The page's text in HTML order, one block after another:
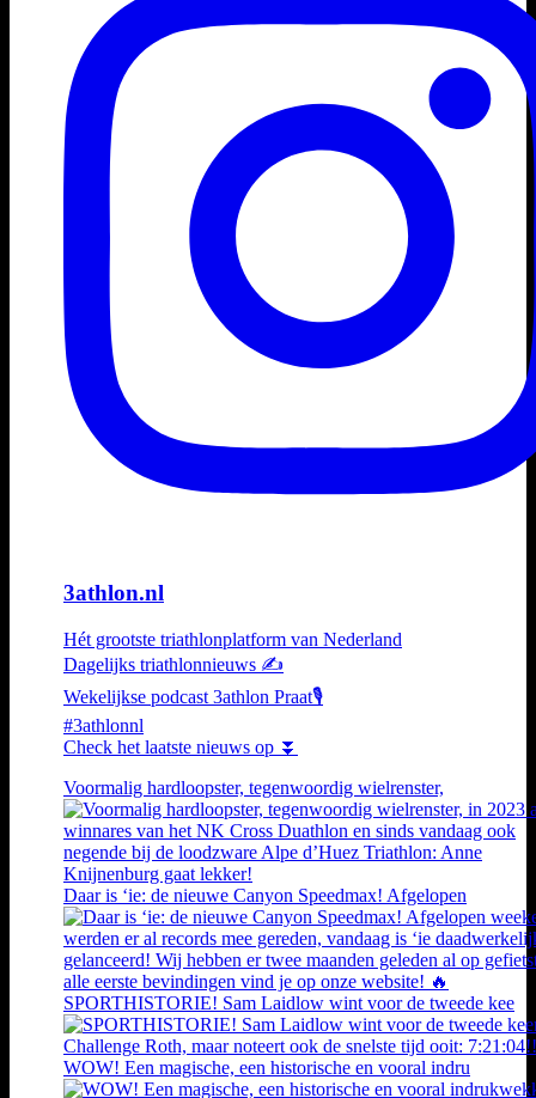
3athlon.nl
Hét grootste triathlonplatform van Nederland
Dagelijks triathlonnieuws ✍️
Wekelijkse podcast 3athlon Praat🎙️
#3athlonnl
Check het laatste nieuws op ⏬
Voormalig hardloopster, tegenwoordig wielrenster,
Daar is ‘ie: de nieuwe Canyon Speedmax! Afgelopen
SPORTHISTORIE! Sam Laidlow wint voor de tweede kee
WOW! Een magische, een historische en vooral indru